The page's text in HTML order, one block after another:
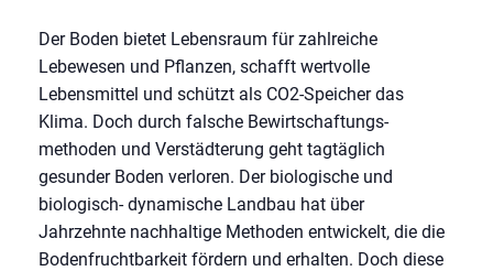
Der Boden bietet Lebensraum für zahlreiche
Lebewesen und Pflanzen, schafft wertvolle
Lebensmittel und schützt als CO2-Speicher das
Klima. Doch durch falsche Bewirtschaftungs-
methoden und Verstädterung geht tagtäglich
gesunder Boden verloren. Der biologische und
biologisch- dynamische Landbau hat über
Jahrzehnte nachhaltige Methoden entwickelt, die die
Bodenfruchtbarkeit fördern und erhalten. Doch diese